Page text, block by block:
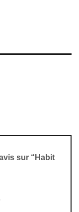
sur “Habit